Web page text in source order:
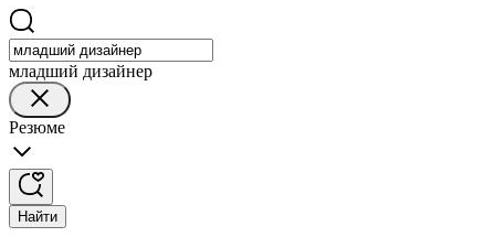
младший дизайнер
Резюме
Найти